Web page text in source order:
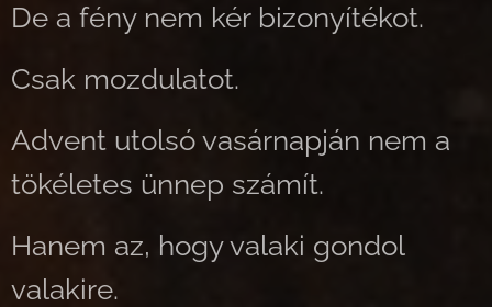
De a fény nem kér bizonyítékot.
Csak mozdulatot.
Advent utolsó vasárnapján nem a
tökéletes ünnep számít.
Hanem az, hogy valaki gondol
valakire.